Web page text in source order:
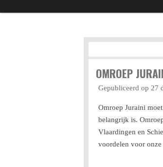
OMROEP
Gepubliceerd op 27
Omroep Juraini
belangrijk is.
Vlaardingen en
voordelen voor